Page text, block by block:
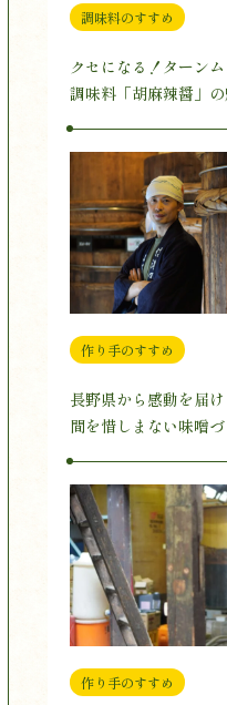
調味料のすすめ
クセになる！ターン
調味料「胡麻辣醤」
ピ3選をご紹介
作り手のすすめ
長野県から感動を届
間を惜しまない味噌づ
作り手のすすめ